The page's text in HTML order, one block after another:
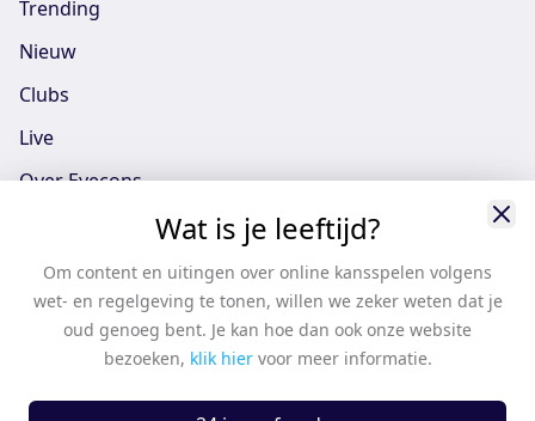
Trending
Nieuw
Clubs
Live
Over Eyecons
Eyecons App - iOS
Eyecons App - Android
Vacatures
Casten
Wat is je leeftijd?
Om content en uitingen over online kansspelen volgens
wet- en regelgeving te tonen, willen we zeker weten dat je
oud genoeg bent. Je kan hoe dan ook onze website
bezoeken, klik hier voor meer informatie.